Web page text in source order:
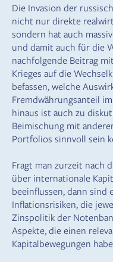
Die Invasion der
nicht nur direkte
sondern hat auch
und damit auch für die
nachfolgende Beitrag
Krieges auf die
befassen, welche
Fremdwährungsanteil
hinaus ist auch zu
Beimischung mit
Portfolios sinnvoll sein
Fragt man zurzeit nach
über internationale
beeinflussen, dann sind
Inflationsrisiken, die
Zinspolitik der
Aspekte, die einen
Kapitalbewegungen